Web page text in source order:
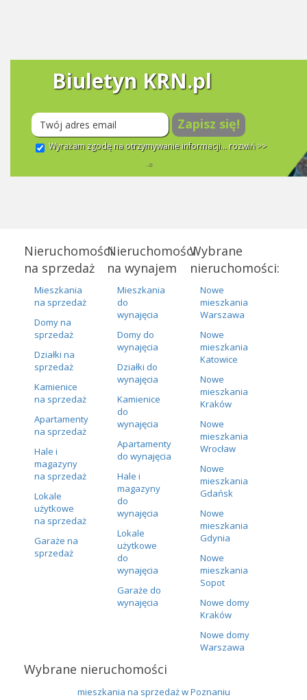
Biuletyn KRN.pl
Zapisz się!
Wyrażam zgodę na otrzymywanie informacji... rozwiń >>
Nieruchomości
na sprzedaż
Mieszkania
na sprzedaż
Domy na
sprzedaż
Działki na
sprzedaż
Kamienice
na sprzedaż
Apartamenty
na sprzedaż
Hale i
magazyny
na sprzedaż
Lokale
użytkowe
na sprzedaż
Garaże na
sprzedaż
Nieruchomości
na wynajem
Mieszkania
do
wynajęcia
Domy do
wynajęcia
Działki do
wynajęcia
Kamienice
do
wynajęcia
Apartamenty
do wynajęcia
Hale i
magazyny
do
wynajęcia
Lokale
użytkowe
do
wynajęcia
Garaże do
wynajęcia
Wybrane
nieruchomości:
Nowe
mieszkania
Warszawa
Nowe
mieszkania
Katowice
Nowe
mieszkania
Kraków
Nowe
mieszkania
Wrocław
Nowe
mieszkania
Gdańsk
Nowe
mieszkania
Gdynia
Nowe
mieszkania
Sopot
Nowe domy
Kraków
Nowe domy
Warszawa
Wybrane nieruchomości
mieszkania na sprzedaż w Poznaniu